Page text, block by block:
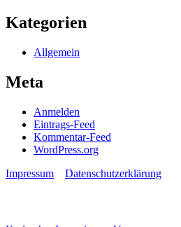
Kategorien
Allgemein
Meta
Anmelden
Eintrags-Feed
Kommentar-Feed
WordPress.org
Impressum
Datenschutzerklärung